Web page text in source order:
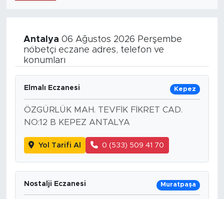
Antalya 06 Ağustos 2026 Perşembe
nöbetçi eczane adres, telefon ve
konumları
Elmalı Eczanesi Kepez
ÖZGÜRLÜK MAH. TEVFİK FİKRET CAD.
NO:12 B KEPEZ ANTALYA
Yol Tarifi Al 0 (533) 509 41 70
Nostalji Eczanesi Muratpaşa
Kültür- Sanat
Magazin
Özel Haber
Politika
Resmi İlanlar
Spor